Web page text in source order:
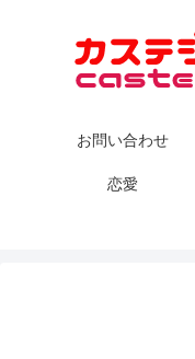
お問い合わせ
恋愛